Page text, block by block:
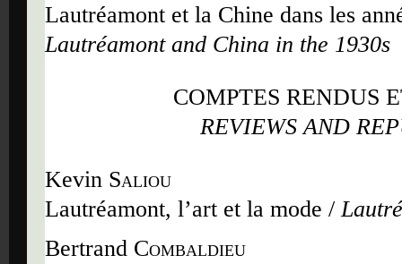
Lautréamont et la Chine dans les
Lautréamont and China in the 1930s
COMPTES RENDUS
REVIEWS AND
Kevin Saliou
Lautréamont, l’art et la mode /
Bertrand Combaldieu